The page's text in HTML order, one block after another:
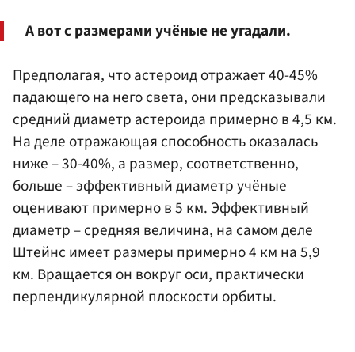
А вот с размерами учёные не угадали.
Предполагая, что астероид отражает 40-45%
падающего на него света, они предсказывали
средний диаметр астероида примерно в 4,5 км.
На деле отражающая способность оказалась
ниже – 30-40%, а размер, соответственно,
больше – эффективный диаметр учёные
оценивают примерно в 5 км. Эффективный
диаметр – средняя величина, на самом деле
Штейнс имеет размеры примерно 4 км на 5,9
км. Вращается он вокруг оси, практически
перпендикулярной плоскости орбиты.